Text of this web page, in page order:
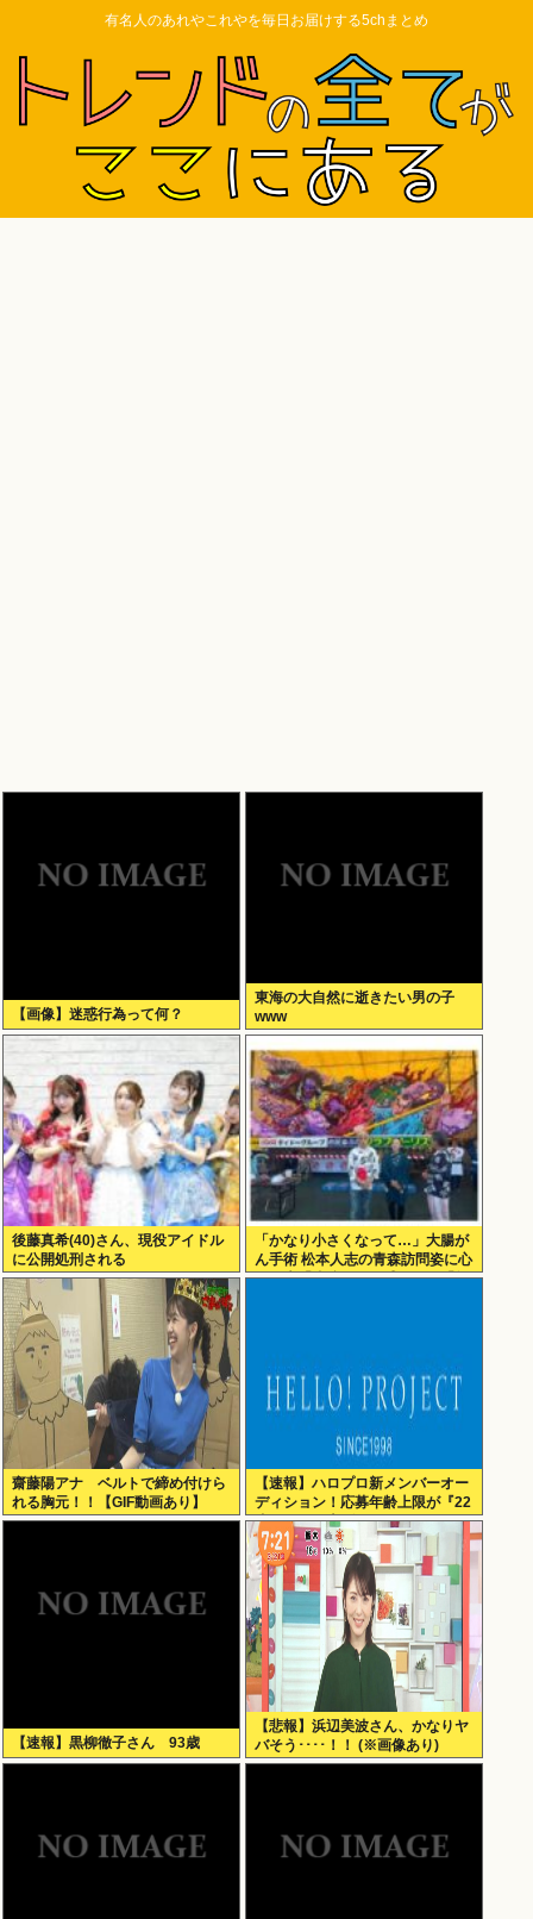
有名人のあれやこれやを毎日お届けする5chまとめ
【画像】迷惑行為って何？
東海の大自然に逝きたい男の子
www
後藤真希(40)さん、現役アイドル
に公開処刑される
「かなり小さくなって…」大腸が
ん手術 松本人志の青森訪問姿に心
配の声「脂肪のない感じが」「無
齋藤陽アナ ベルトで締め付けら
れる胸元！！【GIF動画あり】
【速報】ハロプロ新メンバーオー
ディション！応募年齢上限が『22
歳』に引き上げられる
【速報】黒柳徹子さん 93歳
【悲報】浜辺美波さん、かなりヤ
バそう････！！ (※画像あり)